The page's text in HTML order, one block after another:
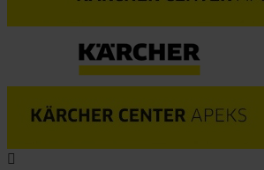
